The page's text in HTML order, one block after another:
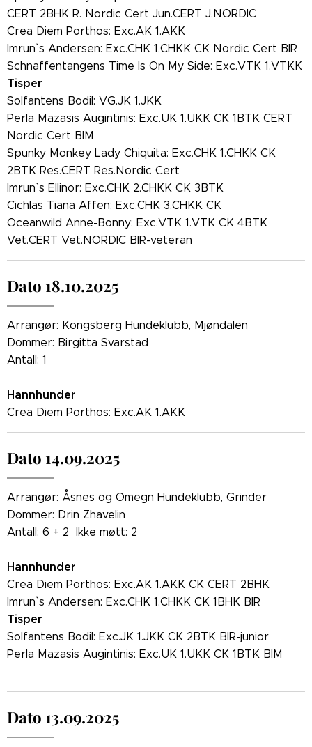
CERT 2BHK R. Nordic Cert Jun.CERT J.NORDIC
Crea Diem Porthos: Exc.AK 1.AKK
Imrun` s Andersen: Exc.CHK 1.CHKK CK Nordic Cert BIR
Schnaffentangens Time Is On My Side: Exc.VTK 1.VTKK
Tisper
Solfantens Bodil: VG.JK 1.JKK
Perla Mazasis Augintinis: Exc.UK 1.UKK CK 1BTK CERT
Nordic Cert BIM
Spunky Monkey Lady Chiquita: Exc.CHK 1.CHKK CK
2BTK Res.CERT Res.Nordic Cert
Imrun` s Ellinor: Exc.CHK 2.CHKK CK 3BTK
Cichlas Tiana Affen: Exc.CHK 3.CHKK CK
Oceanwild Anne-Bonny: Exc.VTK 1.VTK CK 4BTK
Vet.CERT Vet.NORDIC BIR-veteran
Dato 18.10.2025
Arrangør: Kongsberg Hundeklubb, Mjøndalen
Dommer: Birgitta Svarstad
Antall: 1
Hannhunder
Crea Diem Porthos: Exc.AK 1.AKK
Dato 14.09.2025
Arrangør: Åsnes og Omegn Hundeklubb, Grinder
Dommer: Drin Zhavelin
Antall: 6 + 2 Ikke møtt: 2
Hannhunder
Crea Diem Porthos: Exc.AK 1.AKK CK CERT 2BHK
Imrun` s Andersen: Exc.CHK 1.CHKK CK 1BHK BIR
Tisper
Solfantens Bodil: Exc.JK 1.JKK CK 2BTK BIR-junior
Perla Mazasis Augintinis: Exc.UK 1.UKK CK 1BTK BIM
Dato 13.09.2025